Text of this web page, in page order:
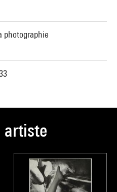
photographie
artiste